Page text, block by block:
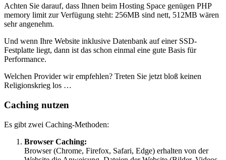
Achten Sie darauf, dass Ihnen beim Hosting Space genügen PHP
memory limit zur Verfügung steht: 256MB sind nett, 512MB wären
sehr angenehm.
Und wenn Ihre Website inklusive Datenbank auf einer SSD-
Festplatte liegt, dann ist das schon einmal eine gute Basis für
Performance.
Welchen Provider wir empfehlen? Treten Sie jetzt bloß keinen
Religionskrieg los …
Caching nutzen
Es gibt zwei Caching-Methoden:
Browser Caching:
Browser (Chrome, Firefox, Safari, Edge) erhalten von der